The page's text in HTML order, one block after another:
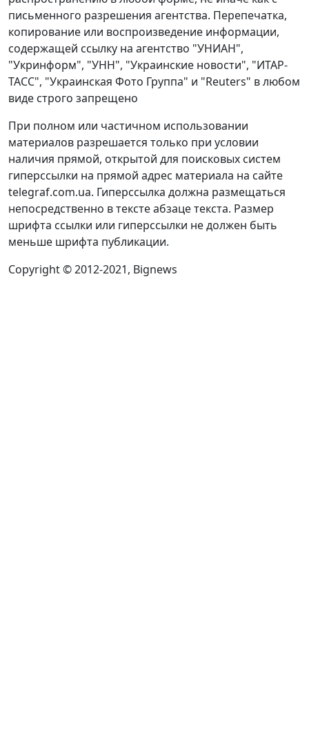
письменного разрешения агентства. Перепечатка,
копирование или воспроизведение информации,
содержащей ссылку на агентство "УНИАН",
"Укринформ", "УНН", "Украинские новости", "ИТАР-
ТАСС", "Украинская Фото Группа" и "Reuters" в любом
виде строго запрещено
При полном или частичном использовании
материалов разрешается только при условии
наличия прямой, открытой для поисковых систем
гиперссылки на прямой адрес материала на сайте
telegraf.com.ua. Гиперссылка должна размещаться
непосредственно в тексте абзаце текста. Размер
шрифта ссылки или гиперссылки не должен быть
меньше шрифта публикации.
Copyright © 2012-2021, Bignews